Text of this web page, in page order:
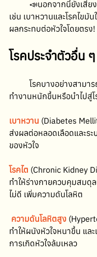
เช่น เบาหวานและโรคไขมั
ผลกระทบต่อหัวใจโดยตรง!
โรคประจำตัวอื่น ๆ
ทำงานหนักขึ้นหรือนำไปสู่โ
เบาหวาน (Diabetes
ส่งผลต่อหลอดเลือดและร
ของหัวใจ
โรคไต (Chronic Kidney
ทำให้ร่างกายควบคุมสมดุล
ไม่ดี เพิ่มความดันโลหิต
ความดันโลหิตสูง
ทำให้ผนังหัวใจหนาขึ้น และ
การเกิดหัวใจล้มเหลว